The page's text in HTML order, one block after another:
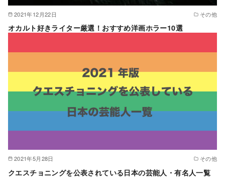
2021年12月22日 その他
オカルト好きライター厳選！おすすめ洋画ホラー10選
2021年5月28日 その他
クエスチョニングを公表されている日本の芸能人・有名人一覧